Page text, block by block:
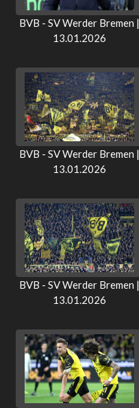
BVB - SV Werder Bremen |
13.01.2026
BVB - SV Werder Bremen |
13.01.2026
BVB - SV Werder Bremen |
13.01.2026